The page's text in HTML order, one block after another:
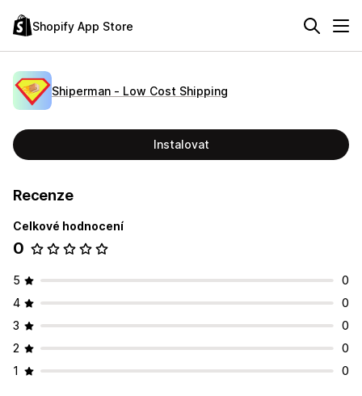
Shopify App Store
Shiperman ‑ Low Cost Shipping
Instalovat
Recenze
Celkové hodnocení
0
5
0
4
0
3
0
2
0
1
0